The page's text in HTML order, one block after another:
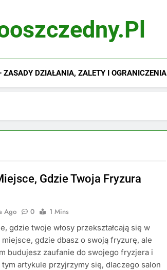
DZIAŁANIA, ZALETY I OGRANICZENIA
Gdzie Twoja Fryzura
Ago 0
1 Mins
gdzie twoje włosy przekształcają się w
gdzie dbasz o swoją fryzurę, ale
budujesz zaufanie do swojego fryzjera i
artykule przyjrzymy się, dlaczego salon